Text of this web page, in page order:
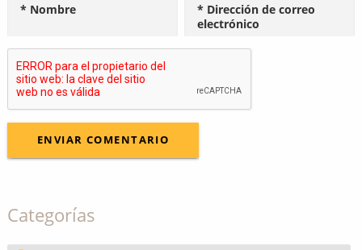
* Nombre
* Dirección de correo
electrónico
Categorías